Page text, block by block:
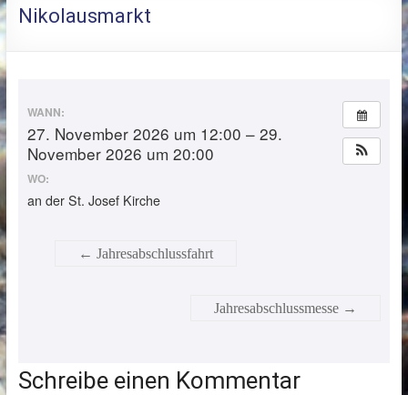
Nikolausmarkt
WANN:
27. November 2026 um 12:00 – 29.
November 2026 um 20:00
WO:
an der St. Josef Kirche
← Jahresabschlussfahrt
Jahresabschlussmesse →
Schreibe einen Kommentar